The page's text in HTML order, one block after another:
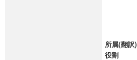
所属(翻訳)
役割